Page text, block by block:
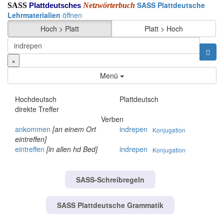
SASS Plattdeutsches Netzwörterbuch SASS Plattdeutsche
Lehrmaterialien öffnen
Hoch > Platt
Platt > Hoch
×
Menü
Hochdeutsch
Plattdeutsch
direkte Treffer
Verben
ankommen [an einem Ort
eintreffen]
indrepen Konjugation
eintreffen [in allen hd Bed] indrepen Konjugation
SASS-Schreibregeln
SASS Plattdeutsche Grammatik